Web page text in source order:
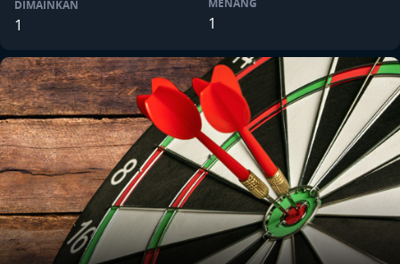
DIMAINKAN
1
MENANG
1